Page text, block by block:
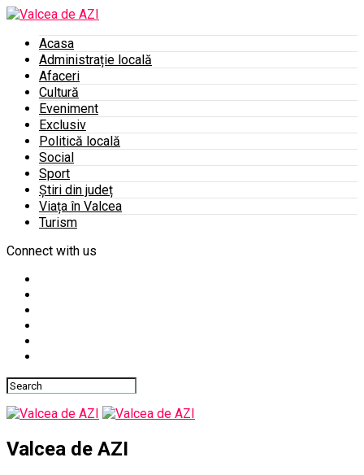
Acasa
Administrație locală
Afaceri
Cultură
Eveniment
Exclusiv
Politică locală
Social
Sport
Știri din județ
Viața în Valcea
Turism
Connect with us
Valcea de AZI